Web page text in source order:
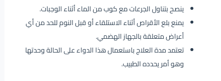
ينصح بتناول الجرعات مع كوب من الماء أثناء الوجبات.
يمنع بلع الأقراص أثناء الاستلقاء أو قبل النوم للحد من أي
أعراض متعلقة بالجهاز الهضمي.
تعتمد مدة العلاج باستعمال هذا الدواء على الحالة وحدتها
وهو أمر يحدده الطبيب.